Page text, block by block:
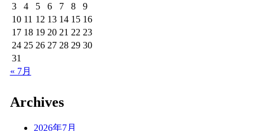
3
4 5 6 7 8
9
10 11 12 13 14 15 16
17 18 19 20 21 22 23
24 25 26 27 28 29 30
31
« 7月
Archives
2026年7月